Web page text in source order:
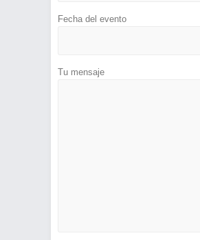
Fecha del evento
Tu mensaje